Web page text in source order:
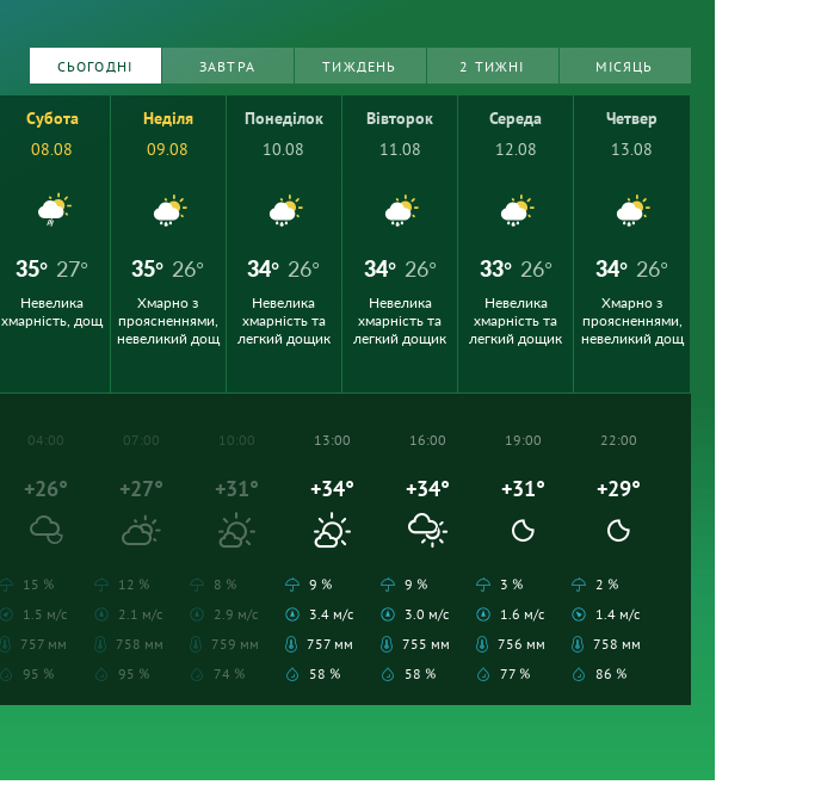
СЬОГОДНІ ЗАВТРА ТИЖДЕНЬ 2 ТИЖНІ МІСЯЦЬ
Субота
08.08
35° 27°
Невелика
хмарність, дощ
Неділя
09.08
35° 26°
Хмарно з
проясненнями,
невеликий дощ
Понеділок
10.08
34° 26°
Невелика
хмарність та
легкий дощик
Вівторок
11.08
34° 26°
Невелика
хмарність та
легкий дощик
Середа
12.08
33° 26°
Невелика
хмарність та
легкий дощик
Четвер
13.08
34° 26°
Хмарно з
проясненнями,
невеликий дощ
04:00
+26°
15 %
1.5 м/с
757 мм
95 %
07:00
+27°
12 %
2.1 м/с
758 мм
95 %
10:00
+31°
8 %
2.9 м/с
759 мм
74 %
13:00
+34°
9 %
3.4 м/с
757 мм
58 %
16:00
+34°
9 %
3.0 м/с
755 мм
58 %
19:00
+31°
3 %
1.6 м/с
756 мм
77 %
22:00
+29°
2 %
1.4 м/с
758 мм
86 %